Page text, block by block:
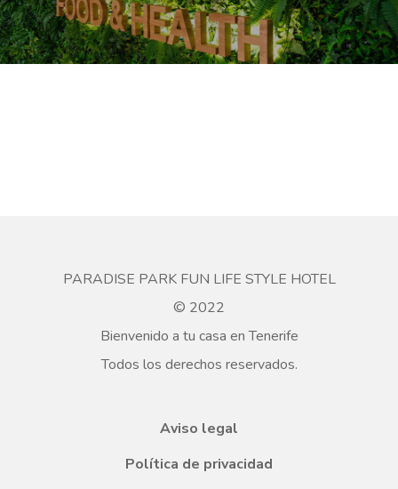
PARADISE PARK FUN LIFE STYLE HOTEL
© 2022
Bienvenido a tu casa en Tenerife
Todos los derechos reservados.
Aviso legal
Política de privacidad